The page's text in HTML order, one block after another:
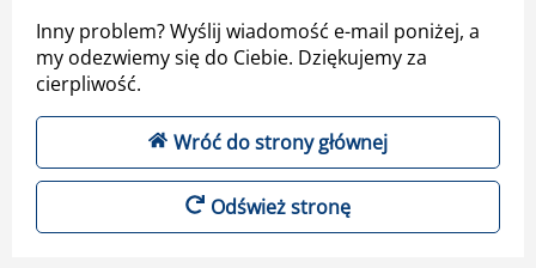
Inny problem? Wyślij wiadomość e-mail poniżej, a
my odezwiemy się do Ciebie. Dziękujemy za
cierpliwość.
Wróć do strony głównej
Odśwież stronę